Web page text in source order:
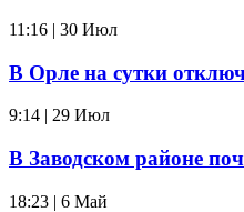
11:16 | 30 Июл
В Орле на сутки
9:14 | 29 Июл
В Заводском районе
18:23 | 6 Май